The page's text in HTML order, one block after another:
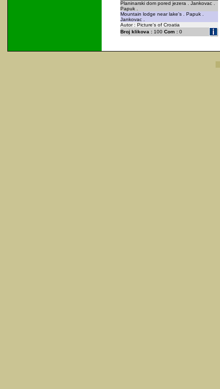
Planinarski dom pored jezera . Jankovac .
Papuk .
Mountain lodge near lake's . Papuk .
Jankovac .
Autor : Picture's of Croatia
Broj klikova :100 Com :0